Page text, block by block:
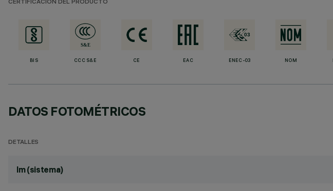
CERTIFICACIÓN DEL PRODUCTO
BIS CCC S&E CE EAC ENEC-03 NOM
DATOS FOTOMÉTRICOS
DETALLES
lm (sistema)